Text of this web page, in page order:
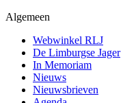
Algemeen
Webwinkel RLJ
De Limburgse Jager
In Memoriam
Nieuws
Nieuwsbrieven